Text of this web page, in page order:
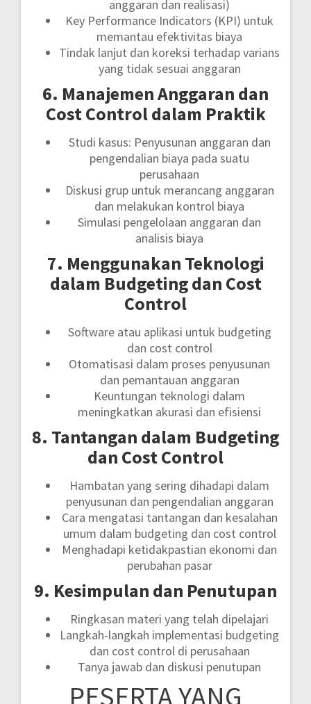
anggaran dan realisasi)
Key Performance Indicators (KPI) untuk
memantau efektivitas biaya
Tindak lanjut dan koreksi terhadap varians
yang tidak sesuai anggaran
6. Manajemen Anggaran dan
Cost Control dalam Praktik
Studi kasus: Penyusunan anggaran dan
pengendalian biaya pada suatu
perusahaan
Diskusi grup untuk merancang anggaran
dan melakukan kontrol biaya
Simulasi pengelolaan anggaran dan
analisis biaya
7. Menggunakan Teknologi
dalam Budgeting dan Cost
Control
Software atau aplikasi untuk budgeting
dan cost control
Otomatisasi dalam proses penyusunan
dan pemantauan anggaran
Keuntungan teknologi dalam
meningkatkan akurasi dan efisiensi
8. Tantangan dalam Budgeting
dan Cost Control
Hambatan yang sering dihadapi dalam
penyusunan dan pengendalian anggaran
Cara mengatasi tantangan dan kesalahan
umum dalam budgeting dan cost control
Menghadapi ketidakpastian ekonomi dan
perubahan pasar
9. Kesimpulan dan Penutupan
Ringkasan materi yang telah dipelajari
Langkah-langkah implementasi budgeting
dan cost control di perusahaan
Tanya jawab dan diskusi penutupan
PESERTA YANG